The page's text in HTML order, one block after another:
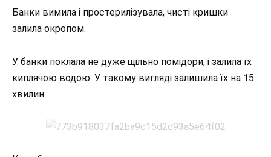
Банки вимила і простерилізувала, чисті кришки
залила окропом.
У банки поклала не дуже щільно помідори, і залила їх
киплячою водою. У такому вигляді залишила їх на 15
хвилин.